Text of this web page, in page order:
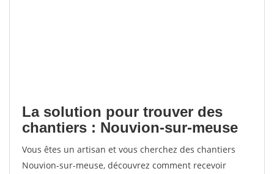
La solution pour trouver des
chantiers : Nouvion-sur-meuse
Vous êtes un artisan et vous cherchez des chantiers
Nouvion-sur-meuse, découvrez comment recevoir